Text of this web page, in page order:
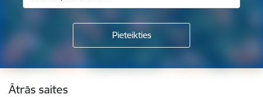
Kājene
Ātrās saites